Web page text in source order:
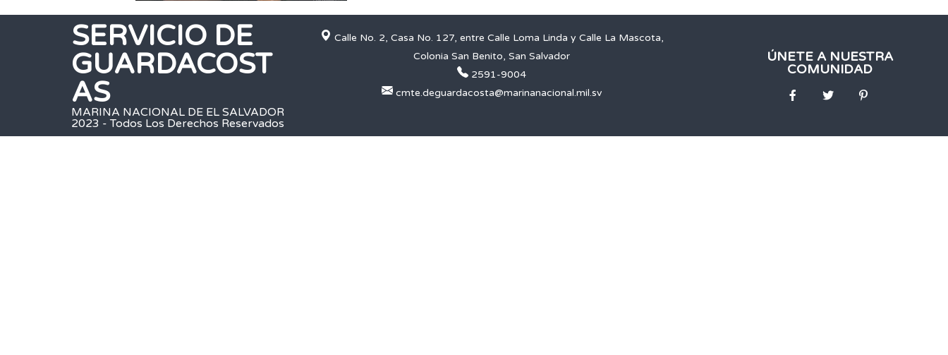
SERVICIO DE
GUARDACOST
AS
MARINA NACIONAL DE EL SALVADOR
2023 - Todos Los Derechos Reservados
Calle No. 2, Casa No. 127, entre Calle Loma Linda y Calle La Mascota,
Colonia San Benito, San Salvador
2591-9004
cmte.deguardacosta@marinanacional.mil.sv
ÚNETE A NUESTRA
COMUNIDAD